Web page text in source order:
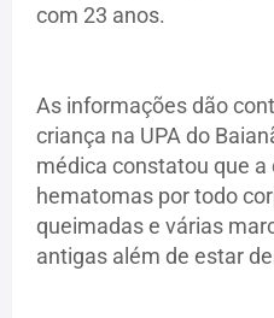
com 23 anos.
As informações dão
criança na UPA do
médica constatou que
hematomas por todo
queimadas e várias
antigas além de estar